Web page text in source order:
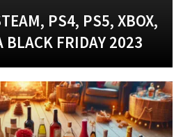
PS4, PS5, XBOX,
BLACK FRIDAY 2023